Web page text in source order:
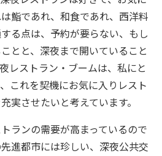
鮨であれ、和食であれ、西洋料
る点は、予約が要らない、もし
とと、深夜まで開いていること
レストラン・ブームは、私にと
これを契機にお気に入りレスト
実させたいと考えています。
ランの需要が高まっているので
進都市には珍しい、深夜公共交